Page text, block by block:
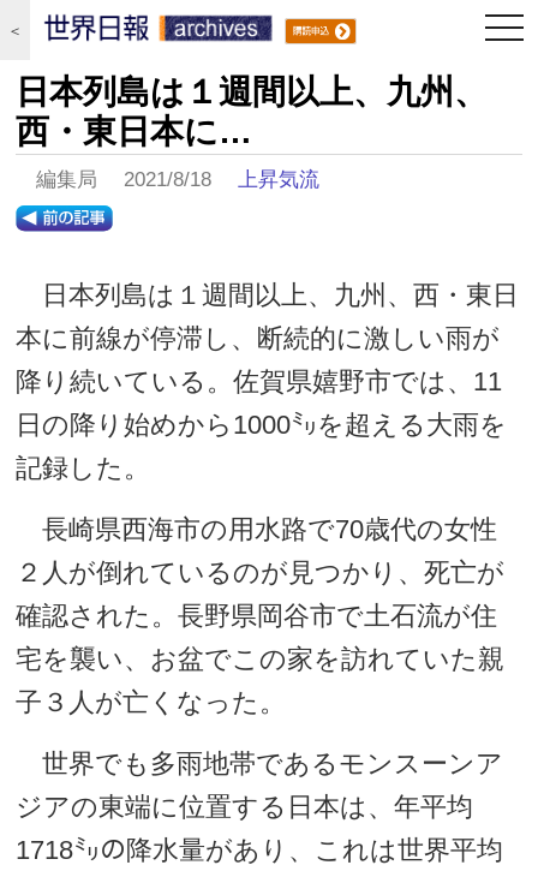
＜
日本列島は１週間以上、九州、
西・東日本に…
編集局 2021/8/18上昇気流
日本列島は１週間以上、九州、西・東日
本に前線が停滞し、断続的に激しい雨が
降り続いている。佐賀県嬉野市では、11
日の降り始めから1000㍉を超える大雨を
記録した。
長崎県西海市の用水路で70歳代の女性
２人が倒れているのが見つかり、死亡が
確認された。長野県岡谷市で土石流が住
宅を襲い、お盆でこの家を訪れていた親
子３人が亡くなった。
世界でも多雨地帯であるモンスーンア
ジアの東端に位置する日本は、年平均
1718㍉の降水量があり、これは世界平均